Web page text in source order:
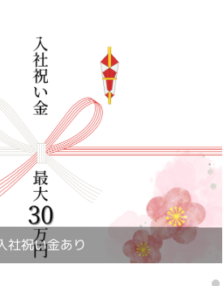
社祝い金あり